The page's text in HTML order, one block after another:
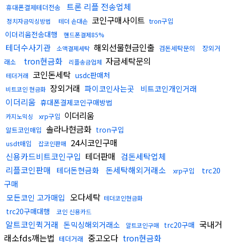
휴대폰결제테더전송 트론 리플 전송업체
정치자금믹싱방법 테더 손대손 코인구매사이트 tron구입
이더리움전송대행 핸드폰결제85%
테더수사기관 소액결제세탁 해외선물현금인출 검돈세탁문의
장외거
래소
tron현금화 리플송금업체 자금세탁문의
테더거래 코인돈세탁 usdc판매처
비트코인 현금화 장외거래 파이코인사는곳 비트코인개인거래
이더리움 휴대폰결제코인구매방법
카지노믹싱 xrp구입 이더리움
알트코인매입 솔라나현금화 tron구입
usdt매입 잡코인판매 24시코인구매
신용카드비트코인구입 테더판매 검돈세탁업체
리플코인판매
테더돈현금화 돈세탁해외거래소 xrp구입
trc20
구매
모든코인 고가매입 오다세탁 테더코인현금화
trc20구매대행 코인 신용카드
알트코인퀵거래 돈믹싱해외거래소 알트코인구매 trc20구매 국내거
래소fds깨는법 테더거래 중고오다 tron현금화